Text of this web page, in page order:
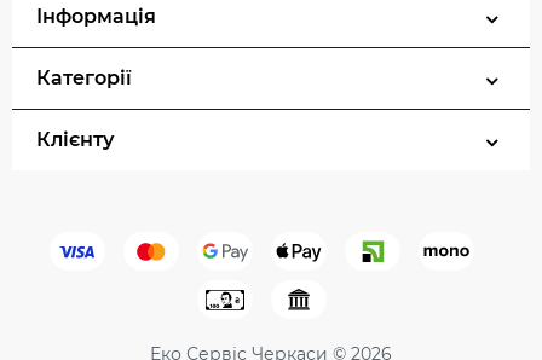
Інформація
Категорії
Клієнту
Еко Сервіс Черкаси © 2026